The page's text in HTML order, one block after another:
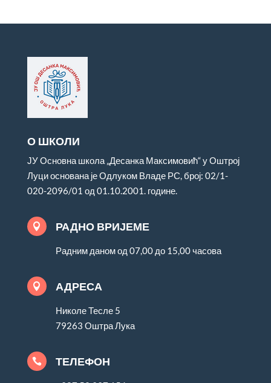
О ШКОЛИ
ЈУ Основна школа „Десанка Максимовић“ у Оштрој
Луци основана је Одлуком Владе РС, број: 02/1-
020-2096/01 од 01.10.2001. године.
 РАДНО ВРИЈЕМЕ
Радним даном од 07,00 до 15,00 часова
 АДРЕСА
Николе Тесле 5
79263 Оштра Лука
 ТЕЛЕФОН